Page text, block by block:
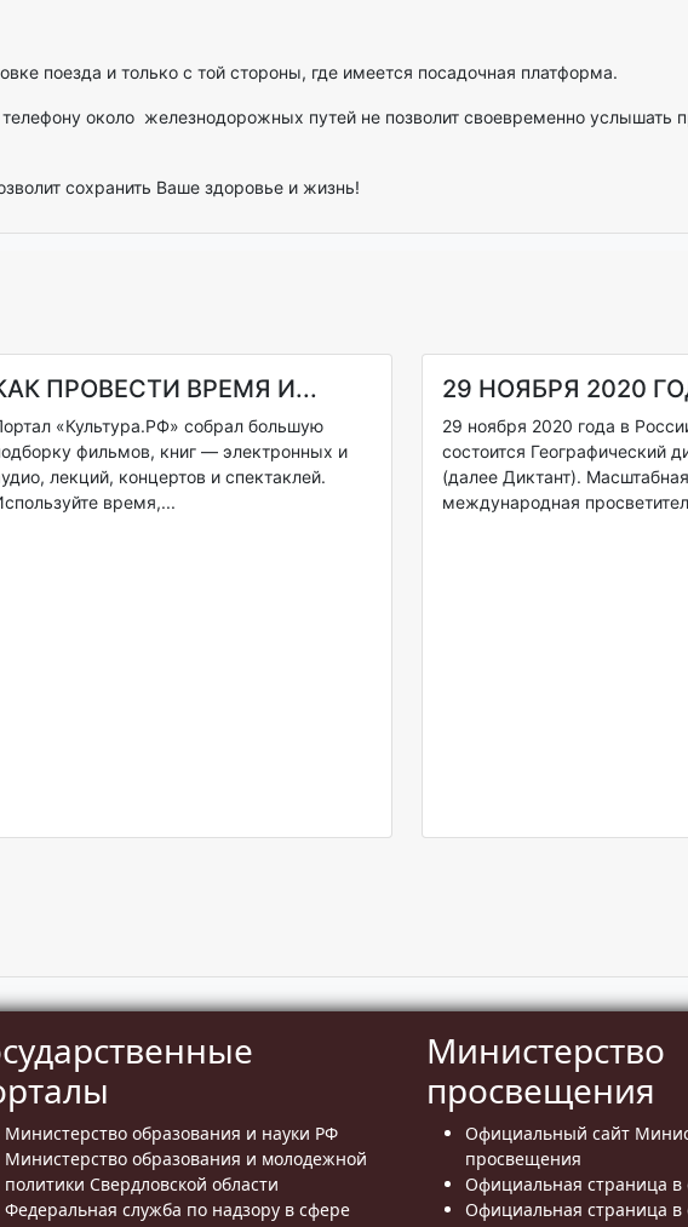
поезда и только с той стороны, где имеется посадочная платформа.
около железнодорожных путей не позволит своевременно услышать
сохранить Ваше здоровье и жизнь!
ПРОВЕСТИ ВРЕМЯ И...
«Культура.РФ» собрал большую
фильмов, книг — электронных и
лекций, концертов и спектаклей.
время,...
29 НОЯБРЯ 2020
29 ноября 2020 года в
состоится Географический
(далее Диктант). Масштабная
международная
Министерство образования и науки РФ
Министерство образования и молодежной
политики Свердловской области
Федеральная служба по надзору в сфере
Министерство
просвещения
Официальный сайт
просвещения
Официальная страница в
Официальная страница в